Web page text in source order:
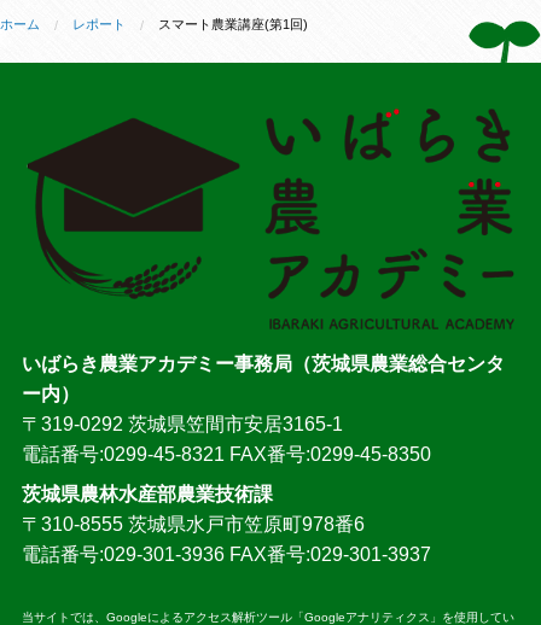
ホーム レポート スマート農業講座(第1回)
いばらき農業アカデミー事務局（茨城県農業総合センタ
ー内）
〒319-0292 茨城県笠間市安居3165-1
電話番号:0299-45-8321 FAX番号:0299-45-8350
茨城県農林水産部農業技術課
〒310-8555 茨城県水戸市笠原町978番6
電話番号:029-301-3936 FAX番号:029-301-3937
当サイトでは、Googleによるアクセス解析ツール「Googleアナリティクス」を使用してい